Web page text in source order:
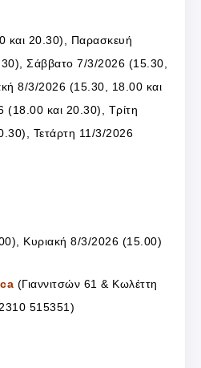
και 20.30), Παρασκευή
Σάββατο 7/3/2026 (15.30,
8/3/2026 (15.30, 18.00 και
(18.00 και 20.30), Τρίτη
Τετάρτη 11/3/2026
Κυριακή 8/3/2026 (15.00)
(Γιαννιτσών 61 & Κωλέττη
515351)